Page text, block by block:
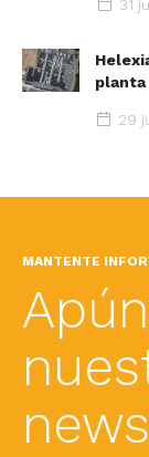
31
planta
29
MANTENTE